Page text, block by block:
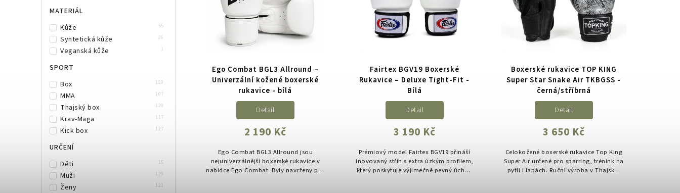
Stříbrná
Šedá
Šedá/černá
Zelená
Žlutá
Béžová 1
Vínová 2
MATERIÁL
Kůže
55
Syntetická kůže 26
Veganská kůže 1
SPORT
Box
129
MMA 107
Thajský box 129
Krav-Maga 117
Kick box 127
URČENÍ
Děti
15
Muži 129
Ženy 121
Ego Combat BGL3 Allround –
Univerzální kožené boxerské
rukavice - bílá
2 190 Kč
Detail
Ego Combat BGL3 Allround jsou
nejuniverzálnější boxerské rukavice v
nabídce Ego Combat. Byly navrženy pro
Fairtex BGV19 Boxerské
Rukavice – Deluxe Tight-Fit -
Bílá
3 190 Kč
Detail
Prémiový model Fairtex BGV19 přináší
inovovaný střih s extra úzkým profilem,
který poskytuje výjimečně pevný úchop
Boxerské rukavice TOP KING
Super Star Snake Air TKBGSS -
černá/stříbrná
3 650 Kč
Detail
Celokožené boxerské rukavice Top King
Super Air určené pro sparring, trénink na
pytli i lapách. Ruční výroba v Thajsku,